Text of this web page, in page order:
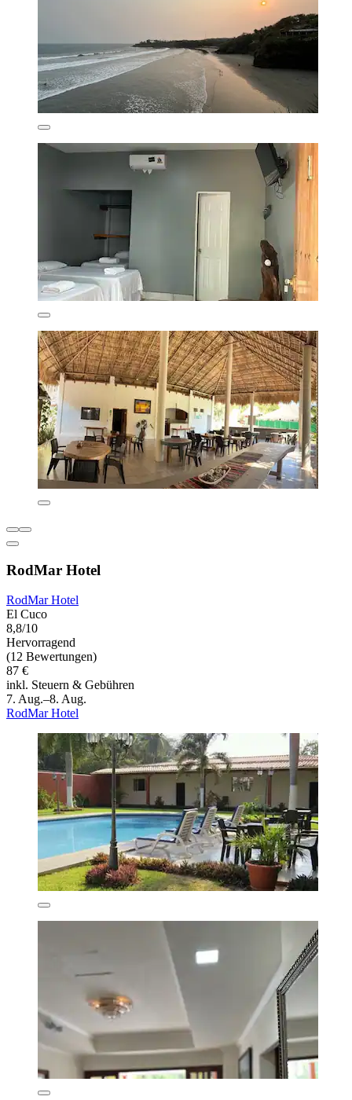
RodMar Hotel
RodMar Hotel
El Cuco
8,8/10
Hervorragend
(12 Bewertungen)
87 €
inkl. Steuern & Gebühren
7. Aug.–8. Aug.
RodMar Hotel